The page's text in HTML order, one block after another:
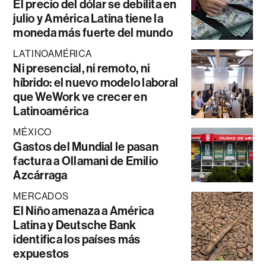
El precio del dólar se debilita en
julio y América Latina tiene la
moneda más fuerte del mundo
LATINOAMÉRICA
Ni presencial, ni remoto, ni
híbrido: el nuevo modelo laboral
que WeWork ve crecer en
Latinoamérica
MÉXICO
Gastos del Mundial le pasan
factura a Ollamani de Emilio
Azcárraga
MERCADOS
El Niño amenaza a América
Latina y Deutsche Bank
identifica los países más
expuestos